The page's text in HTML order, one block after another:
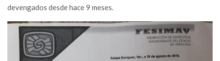
devengados desde hace 9 meses.